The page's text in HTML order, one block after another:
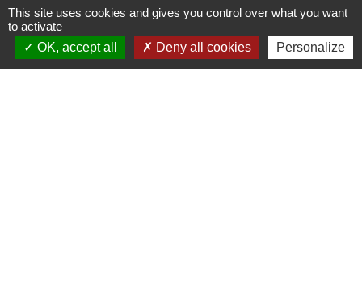
+33 2 32 77 54 50
Contact par formulaire
This site uses cookies and gives you control over what you want
to activate
OK, accept all
Deny all cookies Personalize